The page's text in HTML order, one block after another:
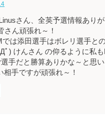
さん、全英予選情報あり
さん頑張れ～！
では添田選手はボレリ選手と
ﾟ) けんさん の仰るように私も
手だと勝算ありかな～と思
相手ですが頑張れ～！